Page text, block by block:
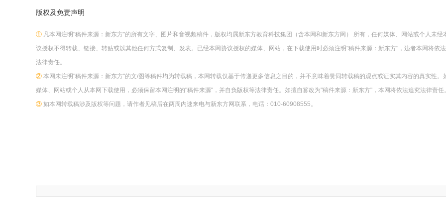
版权及免责声明
① 凡本网注明"稿件来源：新东方"的所有文字、图片和音视频稿件，版权均属新东方教育科技集团（含本网和新东方网） 所有，任何媒体、网站或个人未经
议授权不得转载、链接、转贴或以其他任何方式复制、发表。已经本网协议授权的媒体、网站，在下载使用时必须注明"稿件来源：新东方"，违者本网将依
法律责任。
② 本网未注明"稿件来源：新东方"的文/图等稿件均为转载稿，本网转载仅基于传递更多信息之目的，并不意味着赞同转载稿的观点或证实其内容的真实性。
媒体、网站或个人从本网下载使用，必须保留本网注明的"稿件来源"，并自负版权等法律责任。如擅自篡改为"稿件来源：新东方"，本网将依法追究法律责任。
③ 如本网转载稿涉及版权等问题，请作者见稿后在两周内速来电与新东方网联系，电话：010-60908555。